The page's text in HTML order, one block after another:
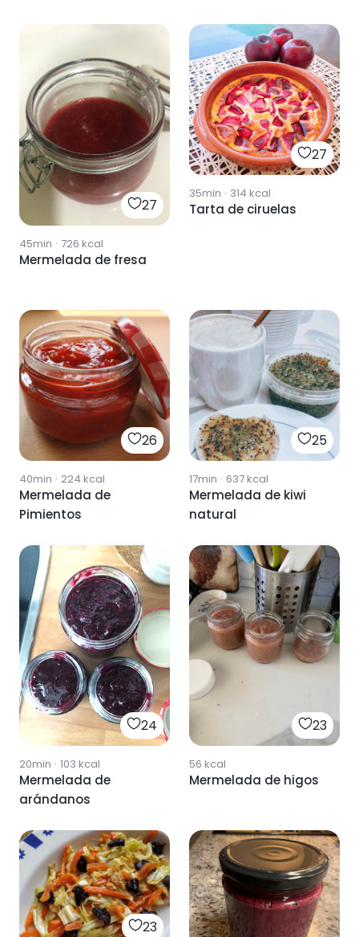
27
45min · 726 kcal
Mermelada de fresa
27
35min · 314 kcal
Tarta de ciruelas
26
40min · 224 kcal
Mermelada de
Pimientos
25
17min · 637kcal
Mermelada de kiwi
natural
24
20min · 103 kcal
Mermelada de
arándanos
23
56 kcal
Mermelada de higos
23